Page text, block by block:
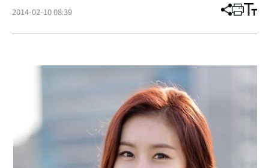
2014-02-10 08:39 分
章
打 调
小